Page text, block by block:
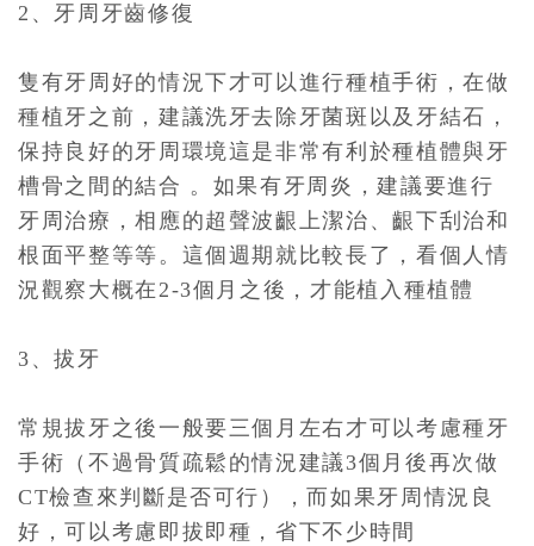
2、牙周牙齒修復
隻有牙周好的情況下才可以進行種植手術，在做
種植牙之前，建議洗牙去除牙菌斑以及牙結石，
保持良好的牙周環境這是非常有利於種植體與牙
槽骨之間的結合 。如果有牙周炎，建議要進行
牙周治療，相應的超聲波齦上潔治、齦下刮治和
根面平整等等。這個週期就比較長了，看個人情
況觀察大概在2-3個月之後，才能植入種植體
3、拔牙
常規拔牙之後一般要三個月左右才可以考慮種牙
手術（不過骨質疏鬆的情況建議3個月後再次做
CT檢查來判斷是否可行），而如果牙周情況良
好，可以考慮即拔即種，省下不少時間